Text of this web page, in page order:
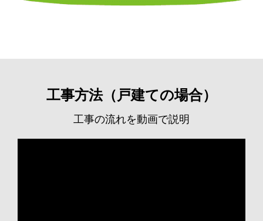
工事方法（戸建ての場合）
工事の流れを動画で説明